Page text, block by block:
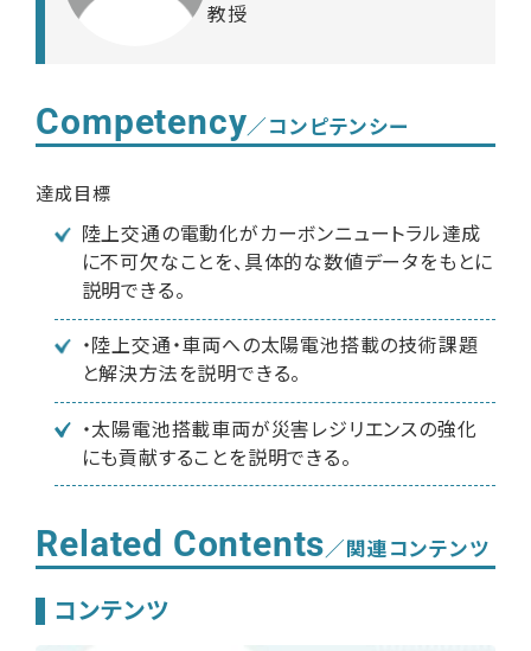
教授
Competency／コンピテンシー
達成目標
陸上交通の電動化がカーボンニュートラル達成
に不可欠なことを、具体的な数値データをもとに
説明できる。
・陸上交通・車両への太陽電池搭載の技術課題
と解決方法を説明できる。
・太陽電池搭載車両が災害レジリエンスの強化
にも貢献することを説明できる。
Related Contents／関連コンテンツ
コンテンツ